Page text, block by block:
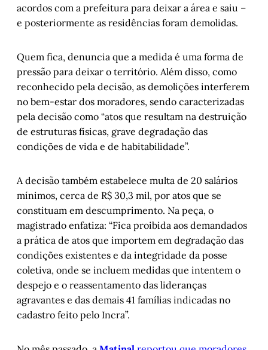
acordos com a prefeitura para deixar a área e saiu –
e posteriormente as residências foram demolidas.
Quem fica, denuncia que a medida é uma forma de
pressão para deixar o território. Além disso, como
reconhecido pela decisão, as demolições interferem
no bem-estar dos moradores, sendo caracterizadas
pela decisão como “atos que resultam na destruição
de estruturas físicas, grave degradação das
condições de vida e de habitabilidade”.
A decisão também estabelece multa de 20 salários
mínimos, cerca de R$ 30,3 mil, por atos que se
constituam em descumprimento. Na peça, o
magistrado enfatiza: “Fica proibida aos demandados
a prática de atos que importem em degradação das
condições existentes e da integridade da posse
coletiva, onde se incluem medidas que intentem o
despejo e o reassentamento das lideranças
agravantes e das demais 41 famílias indicadas no
cadastro feito pelo Incra”.